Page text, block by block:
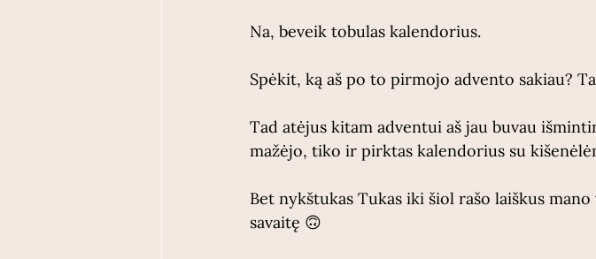
Na, beveik tobulas kalendorius.
Spėkit, ką aš po to pirmojo advento sakiau?
Tad atėjus kitam adventui aš jau buvau
mažėjo, tiko ir pirktas kalendorius su
Bet nykštukas Tukas iki šiol rašo laiškus
savaitę 🙃